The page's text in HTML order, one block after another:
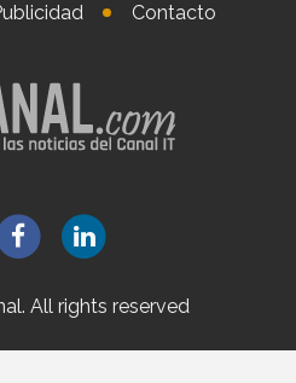
Contacto
All rights reserved